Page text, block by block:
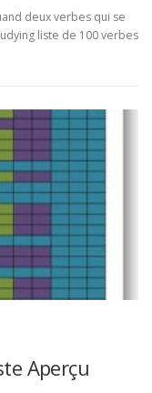
deux verbes qui se
liste de 100 verbes
Aperçu